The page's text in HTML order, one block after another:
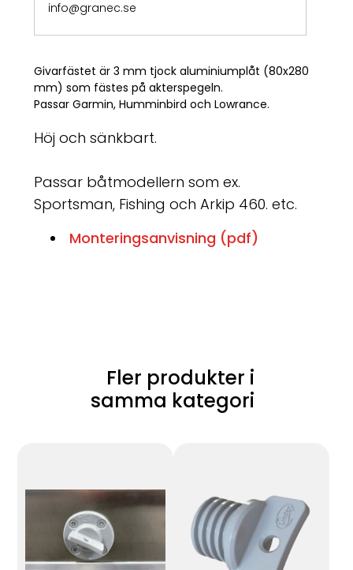
info@granec.se
Givarfästet är 3 mm tjock aluminiumplåt (80x280
mm) som fästes på akterspegeln.
Passar Garmin, Humminbird och Lowrance.
Höj och sänkbart.
Passar båtmodellern som ex.
Sportsman, Fishing och Arkip 460. etc.
Monteringsanvisning (pdf)
Fler produkter i
samma kategori